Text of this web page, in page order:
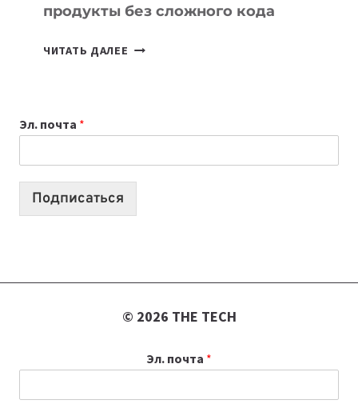
продукты без сложного кода
ЧИТАТЬ ДАЛЕЕ
СОЗДАВАТЬ
ПРОДУКТЫ
Эл. почта *
Подписаться
© 2026 THE TECH
Эл. почта *